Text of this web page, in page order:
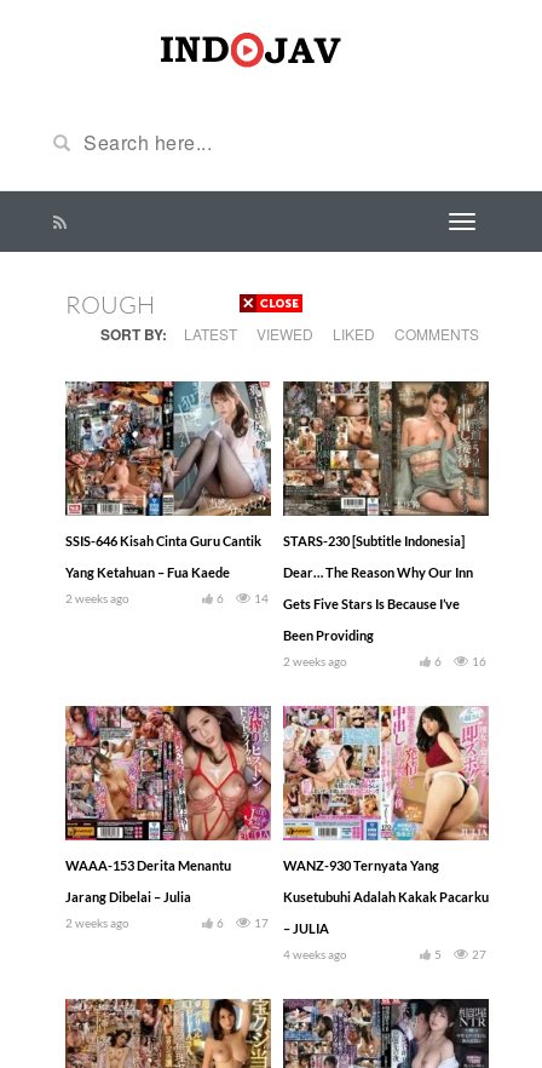
ROUGH
SORT BY: LATEST VIEWED LIKED COMMENTS
SSIS-646 Kisah Cinta Guru Cantik
Yang Ketahuan – Fua Kaede
2 weeks ago 14
6
STARS-230 [Subtitle Indonesia]
Dear… The Reason Why Our Inn
Gets Five Stars Is Because I’ve
Been Providing
2 weeks ago 16
6
WAAA-153 Derita Menantu
Jarang Dibelai – Julia
2 weeks ago 17
6
WANZ-930 Ternyata Yang
Kusetubuhi Adalah Kakak Pacarku
– JULIA
4 weeks ago 27
5